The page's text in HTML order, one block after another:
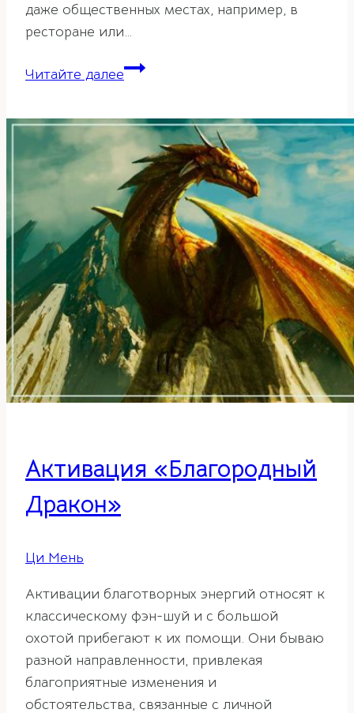
даже общественных местах, например, в
ресторане или…
Читайте далееАктивация
Активация «Благородный
Дракон»
Ци Мень
Активации благотворных энергий относят к
классическому фэн-шуй и с большой
охотой прибегают к их помощи. Они бываю
разной направленности, привлекая
благоприятные изменения и
обстоятельства, связанные с личной